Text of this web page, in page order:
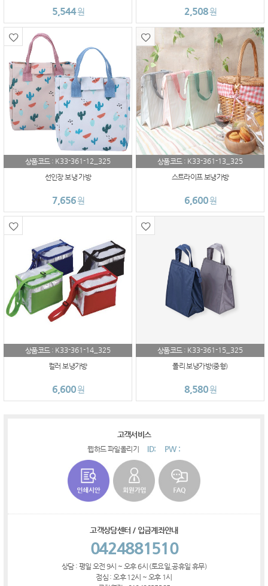
5,544원 2,508원
상품코드 : K33-361-12_325
선인장 보냉 가방
7,656원
상품코드 : K33-361-13_325
스트라이프 보냉가방
6,600원
상품코드 : K33-361-14_325
컬러 보냉가방
6,600원
상품코드 : K33-361-15_325
폴리 보냉가방(중형)
8,580원
고객서비스
웹하드 파일올리기 ID: PW :
고객상담센터 / 입금계좌안내
0424881510
상담 : 평일 오전 9시 ~ 오후 6시 (토요일,공휴일 휴무)
점심 : 오후 12시 ~ 오후 1시